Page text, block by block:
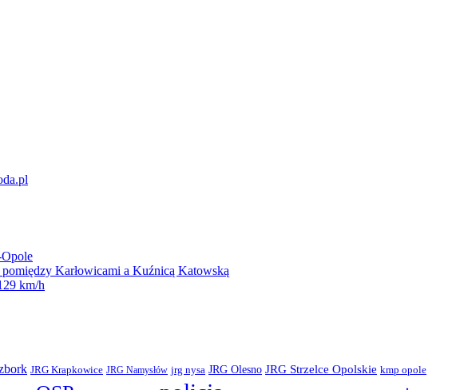
pomiędzy Karłowicami a Kuźnicą Katowską
km/h
JRG Krapkowice JRG Namysłów jrg nysa JRG Olesno JRG Strzelce Opolskie kmp opole